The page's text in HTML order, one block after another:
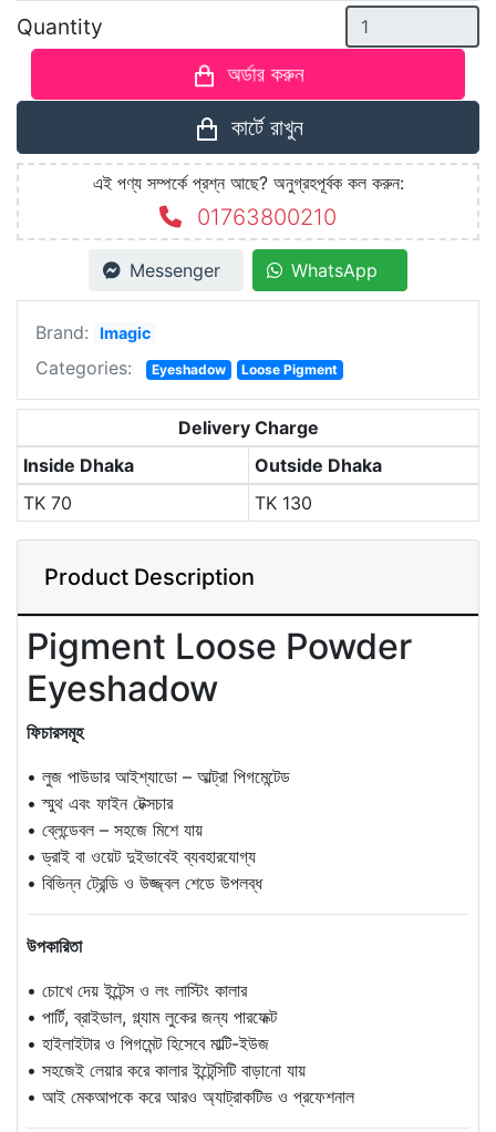
Quantity
অর্ডার করুন
কার্টে রাখুন
এই পণ্য সম্পর্কে প্রশ্ন আছে? অনুগ্রহপূর্বক কল করুন:
01763800210
Messenger WhatsApp
Brand: Imagic
Categories: Eyeshadow Loose Pigment
Delivery Charge
Inside Dhaka
Outside Dhaka
TK 70 TK 130
Product Description
Pigment Loose Powder
Eyeshadow
ফিচারসমূহ
• লুজ পাউডার আইশ্যাডো – আল্ট্রা পিগমেন্টেড
• স্মুথ এবং ফাইন টেক্সচার
• ব্লেন্ডেবল – সহজে মিশে যায়
• ড্রাই বা ওয়েট দুইভাবেই ব্যবহারযোগ্য
• বিভিন্ন ট্রেন্ডি ও উজ্জ্বল শেডে উপলব্ধ
উপকারিতা
• চোখে দেয় ইন্টেন্স ও লং লাস্টিং কালার
• পার্টি, ব্রাইডাল, গ্ল্যাম লুকের জন্য পারফেক্ট
• হাইলাইটার ও পিগমেন্ট হিসেবে মাল্টি-ইউজ
• সহজেই লেয়ার করে কালার ইন্টেন্সিটি বাড়ানো যায়
• আই মেকআপকে করে আরও অ্যাট্রাকটিভ ও প্রফেশনাল